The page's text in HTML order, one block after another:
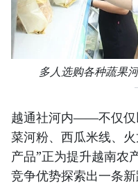
多人选购各种蔬果
越通社河内——不仅仅
菜河粉、西瓜米线、
产品”正为提升越南农
竞争优势探索出一条